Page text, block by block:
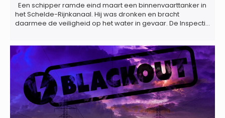
Een schipper ramde eind maart een binnenvaarttanker in
het Schelde-Rijnkanaal. Hij was dronken en bracht
daarmee de veiligheid op het water in gevaar. De Inspectie
veiligheid op het water in gevaar én kan grote gevolgen
hebben voor de […]